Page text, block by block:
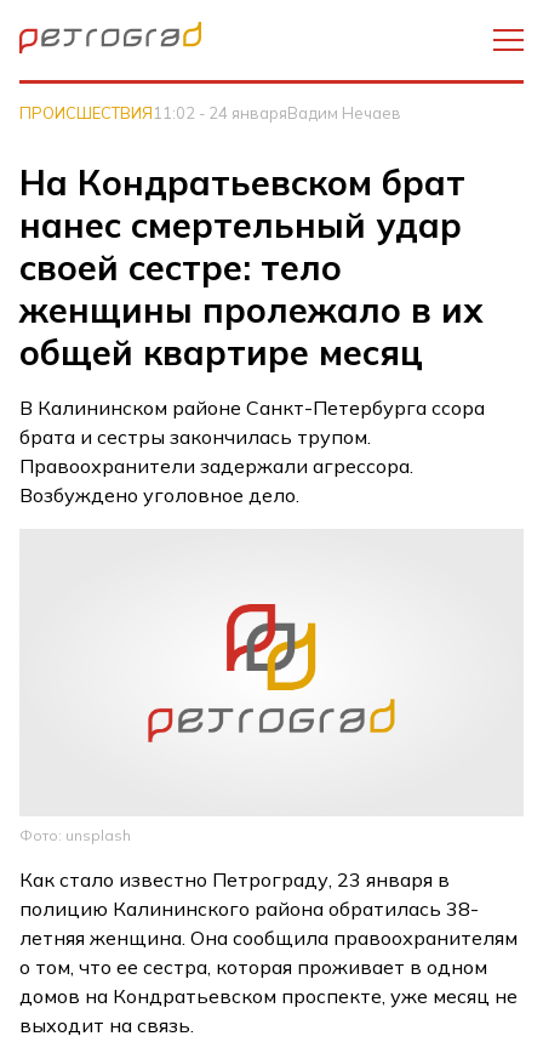
ПРОИСШЕСТВИЯ11:02 - 24 январяВадим Нечаев
На Кондратьевском брат
нанес смертельный удар
своей сестре: тело
женщины пролежало в их
общей квартире месяц
В Калининском районе Санкт-Петербурга ссора
брата и сестры закончилась трупом.
Правоохранители задержали агрессора.
Возбуждено уголовное дело.
Фото: unsplash
Как стало известно Петрограду, 23 января в
полицию Калининского района обратилась 38-
летняя женщина. Она сообщила правоохранителям
о том, что ее сестра, которая проживает в одном
домов на Кондратьевском проспекте, уже месяц не
выходит на связь.